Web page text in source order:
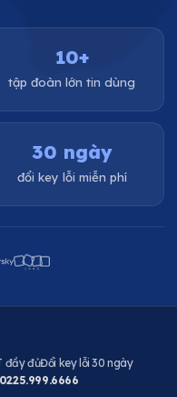
10+
tập đoàn lớn tin dùng
30 ngày
đổi key lỗi miễn phí
đầy đủĐổi key lỗi 30 ngày
0225.999.6666